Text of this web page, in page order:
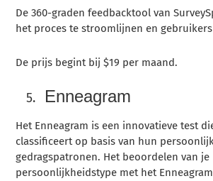
De 360-graden feedbacktool van
het proces te stroomlijnen en
De prijs begint bij $19 per maand.
Enneagram
Het Enneagram is een innovatieve test
classificeert op basis van hun
gedragspatronen. Het beoordelen van je
persoonlijkheidstype met het